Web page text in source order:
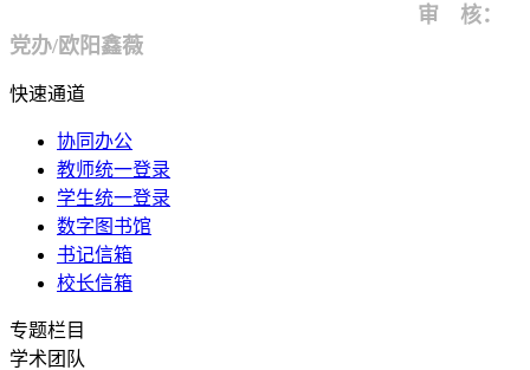
审 核：
党办/欧阳鑫薇
快速通道
协同办公
教师统一登录
学生统一登录
数字图书馆
书记信箱
校长信箱
专题栏目
学术团队